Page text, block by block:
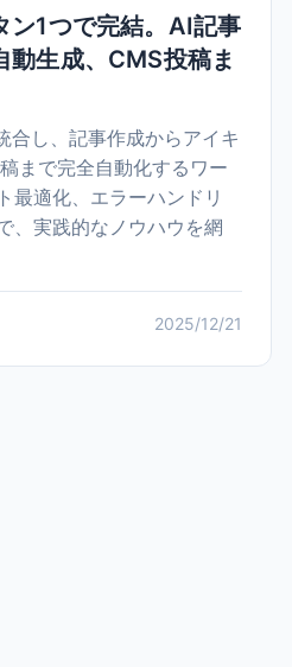
ン1つで完結。AI記事
動生成、CMS投稿ま
し、記事作成からアイキ
まで完全自動化するワー
最適化、エラーハンドリ
、実践的なノウハウを網
2025/12/21